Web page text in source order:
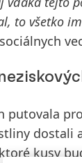
to všetko
putovala
dostali
kusy